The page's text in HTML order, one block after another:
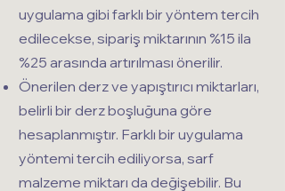
uygulama gibi farklı bir yöntem tercih
edilecekse, sipariş miktarının %15 ila
%25 arasında artırılması önerilir.
Önerilen derz ve yapıştırıcı miktarları,
belirli bir derz boşluğuna göre
hesaplanmıştır. Farklı bir uygulama
yöntemi tercih ediliyorsa, sarf
malzeme miktarı da değişebilir. Bu